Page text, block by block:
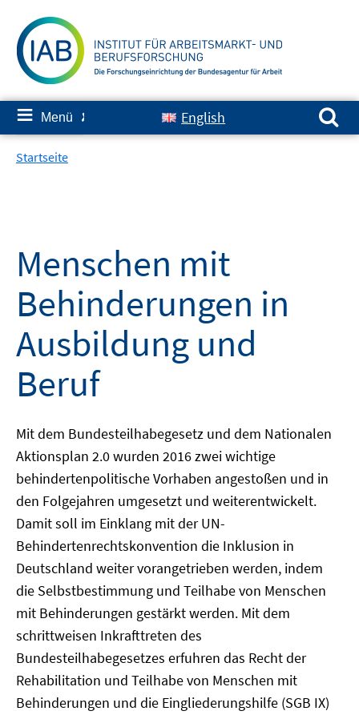
zum
Inhalt
≡ Menü ✘ English
Suchen nach:
Startseite
Menschen mit
Behinderungen in
Ausbildung und
Beruf
Mit dem Bundesteilhabegesetz und dem Nationalen
Aktionsplan 2.0 wurden 2016 zwei wichtige
behindertenpolitische Vorhaben angestoßen und in
den Folgejahren umgesetzt und weiterentwickelt.
Damit soll im Einklang mit der UN-
Behindertenrechtskonvention die Inklusion in
Deutschland weiter vorangetrieben werden, indem
die Selbstbestimmung und Teilhabe von Menschen
mit Behinderungen gestärkt werden. Mit dem
schrittweisen Inkrafttreten des
Bundesteilhabegesetzes erfuhren das Recht der
Rehabilitation und Teilhabe von Menschen mit
Behinderungen und die Eingliederungshilfe (SGB IX)